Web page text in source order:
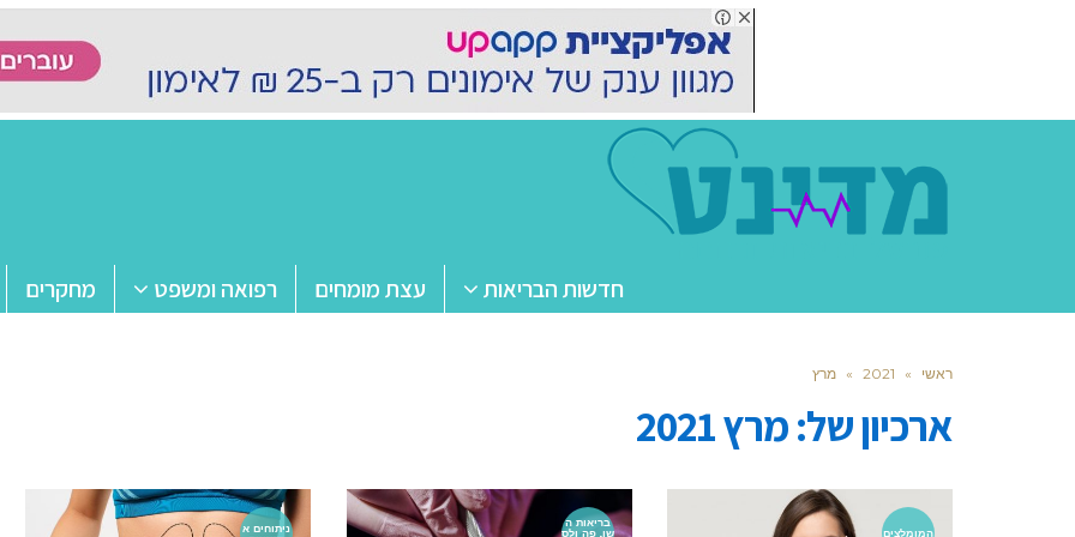
חדשות הבריאות עצת מומחים רפואה ומשפט מחקרים
ראשי »
2021
» מרץ
ארכיון של:מרץ 2021
המומלצים
בריאות ה
שן, פה ולס
ניתוחים א